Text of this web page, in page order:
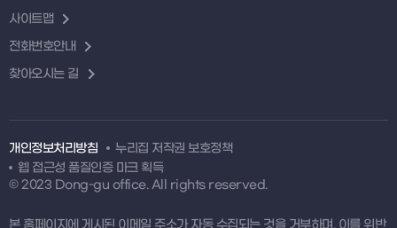
사이트맵
전화번호안내
찾아오시는 길
개인정보처리방침
누리집 저작권 보호정책
웹 접근성 품질인증 마크 획득
© 2023 Dong-gu office. All rights reserved.
본 홈페이지에 게시된 이메일 주소가 자동 수집되는 것을 거부하며, 이를 위반